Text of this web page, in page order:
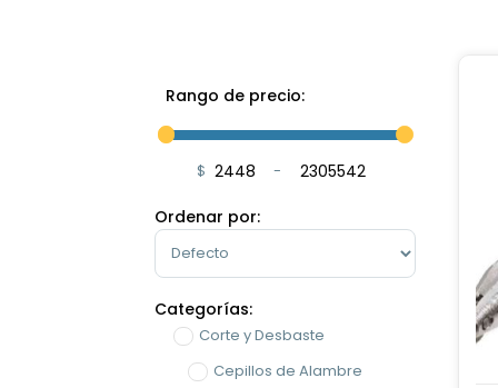
Rango de precio:
$ Minimum Price
-
Maximum Price
Ordenar por:
Sort Products
Categorías:
Corte y Desbaste
Cepillos de Alambre